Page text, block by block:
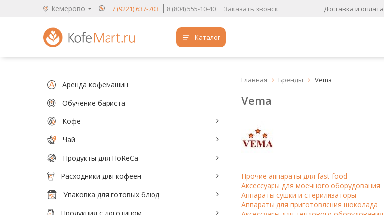
Кемерово +7 (9221) 637-703 8 (804) 555-10-40 Заказать звонок Доставка и оплата
Каталог
Обучение бариста
Кофе
Чай
Продукты для HoReCa
Расходники для кофеен
Упаковка для готовых блюд
Кофе в зернах свежей обжарки
Кофе в зернах хит
Кофе в зернах свежей обжарки
Главная  Бренды  Vema
Vema
Прочие аппараты для fast-food
Аксессуары для моечного оборудования
Аппараты сушки и стерилизаторы
Аппараты для приготовления шоколада
Аренда кофемашин
Обучение бариста
Кофе
Чай
Продукты для HoReCa
Расходники для кофеен
Упаковка для готовых блюд
Продукция с логотипом